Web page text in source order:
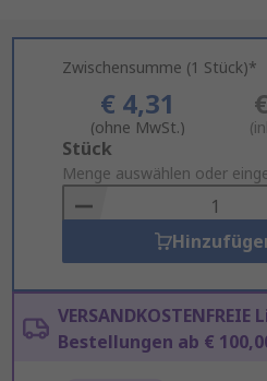
Zwischensumme (1 Stück)*
€ 4,31
(ohne MwSt.)
Add
to
Basket
Stück
Menge auswählen oder
Bestellungen ab €